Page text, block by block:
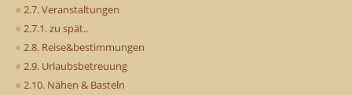
2.7. Veranstaltungen
2.7.1. zu spät..
2.8. Reise&bestimmungen
2.9. Urlaubsbetreuung
2.10. Nähen & Basteln